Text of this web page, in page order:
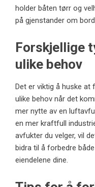
holder båten tørr og
på gjenstander om
Forskjellige
ulike behov
Det er viktig å huske at
ulike behov når det
mer nytte av en
en mer kraftfull
avfukter du velger, vil
bidra til å forbedre
eiendelene dine.